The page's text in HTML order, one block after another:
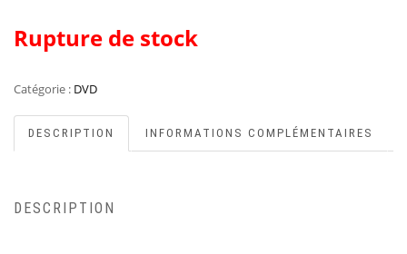
Rupture de stock
Catégorie : DVD
DESCRIPTION INFORMATIONS COMPLÉMENTAIRES
DESCRIPTION